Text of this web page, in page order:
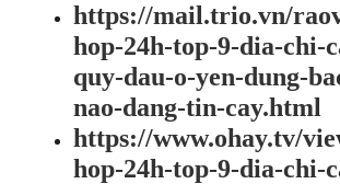
https://mail.trio.vn/
hop-24h-top-9-dia-chi-
quy-dau-o-yen-dung-
nao-dang-tin-cay.html
https://www.ohay.tv/
hop-24h-top-9-dia-chi-